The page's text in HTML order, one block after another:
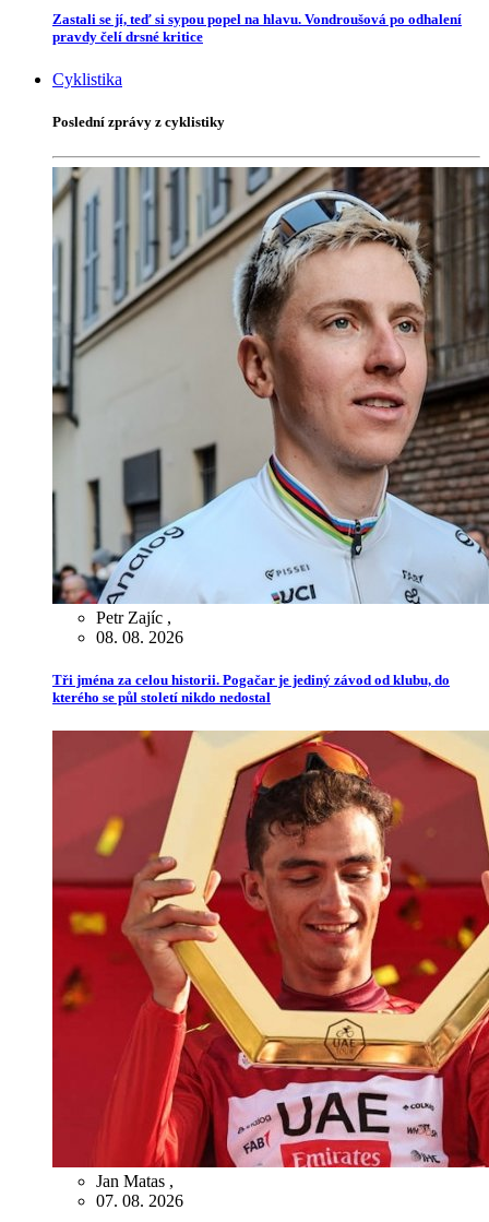
Zastali se jí, teď si sypou popel na hlavu. Vondroušová po odhalení
pravdy čelí drsné kritice
Cyklistika
Poslední zprávy z cyklistiky
Petr Zajíc ,
08. 08. 2026
Tři jména za celou historii. Pogačar je jediný závod od klubu, do
kterého se půl století nikdo nedostal
Jan Matas ,
07. 08. 2026